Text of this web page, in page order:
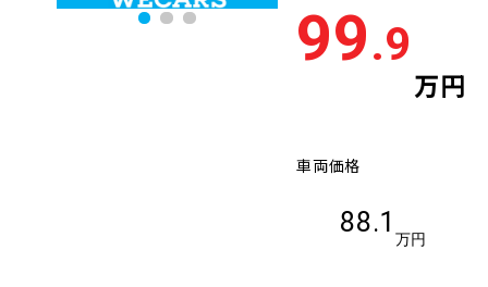
99.9
万円
車両価格
88.1
万円